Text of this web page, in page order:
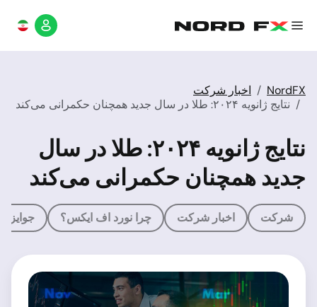
NordFX
اخبار شرکت
نتایج ژانویه ۲۰۲۴: طلا در سال جدید همچنان حکمرانی می‌کند
نتایج ژانویه ۲۰۲۴: طلا در سال
جدید همچنان حکمرانی می‌کند
شرکت اخبار شرکت چرا نورد اف ایکس؟ جوایز